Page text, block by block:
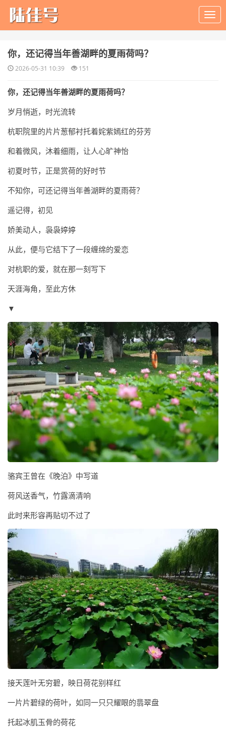
​你，还记得当年善湖畔的夏雨荷吗？
2026-05-31 10:39 151
你，还记得当年善湖畔的夏雨荷吗？
岁月悄逝，时光流转
杭职院里的片片葱郁衬托着姹紫嫣红的芬芳
和着微风，沐着细雨，让人心旷神怡
初夏时节，正是赏荷的好时节
不知你，可还记得当年善湖畔的夏雨荷？
遥记得，初见
娇美动人，袅袅婷婷
从此，便与它结下了一段缠绵的爱恋
对杭职的爱，就在那一刻写下
天涯海角，至此方休
▼
骆宾王曾在《晚泊》中写道
荷风送香气，竹露滴清响
此时来形容再贴切不过了
接天莲叶无穷碧，映日荷花别样红
一片片碧绿的荷叶，如同一只只耀眼的翡翠盘
托起冰肌玉骨的荷花